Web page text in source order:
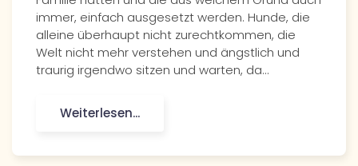
immer, einfach ausgesetzt werden. Hunde, die
alleine überhaupt nicht zurechtkommen, die
Welt nicht mehr verstehen und ängstlich und
traurig irgendwo sitzen und warten, da…
Weiterlesen...